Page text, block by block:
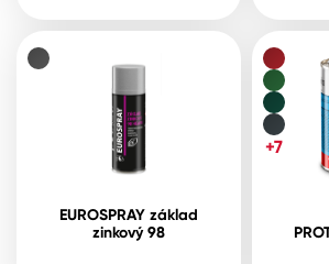
EUROSPRAY základ
zinkový 98
+7